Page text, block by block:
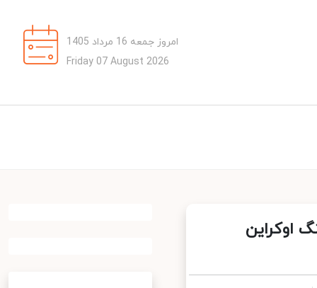
امروز جمعه 16 مرداد 1405
Friday 07 August 2026